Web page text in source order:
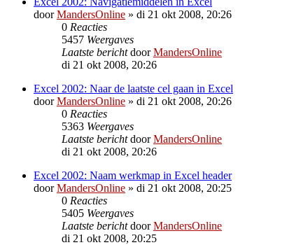
doorMandersOnline » di 21 okt 2008, 20:26
0 Reacties
5457 Weergaves
Laatste berichtdoorMandersOnline
di 21 okt 2008, 20:26
Excel 2002: Naar de laatste cel gaan in Excel
doorMandersOnline » di 21 okt 2008, 20:26
0 Reacties
5363 Weergaves
Laatste berichtdoorMandersOnline
di 21 okt 2008, 20:26
Excel 2002: Naam werkmap in Excel header
doorMandersOnline » di 21 okt 2008, 20:25
0 Reacties
5405 Weergaves
Laatste berichtdoorMandersOnline
di 21 okt 2008, 20:25